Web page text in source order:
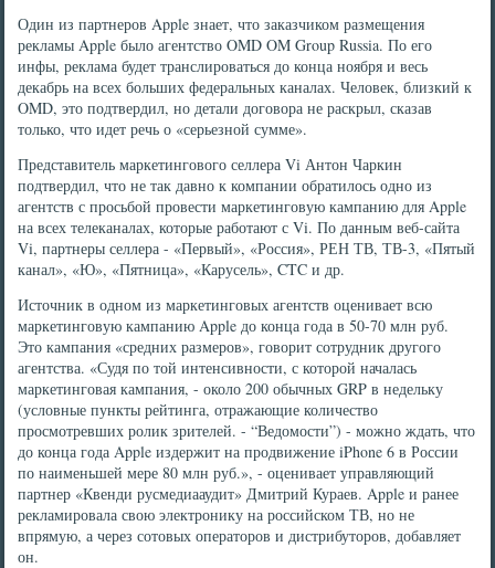
Один из партнеров Apple знает, что заказчиком размещения
рекламы Apple было агентство OMD OM Group Russia. По его
инфы, реклама будет транслироваться до конца ноября и весь
декабрь на всех больших федеральных каналах. Человек, близкий к
OMD, это подтвердил, но детали договора не раскрыл, сказав
только, что идет речь о «серьезной сумме».
Представитель маркетингового селлера Vi Антон Чаркин
подтвердил, что не так давно к компании обратилось одно из
агентств с просьбой провести маркетинговую кампанию для Apple
на всех телеканалах, которые работают с Vi. По данным веб-сайта
Vi, партнеры селлера - «Первый», «Россия», РЕН ТВ, ТВ-3, «Пятый
канал», «Ю», «Пятница», «Карусель», CTC и др.
Источник в одном из маркетинговых агентств оценивает всю
маркетинговую кампанию Apple до конца года в 50-70 млн руб.
Это кампания «средних размеров», говорит сотрудник другого
агентства. «Судя по той интенсивности, с которой началась
маркетинговая кампания, - около 200 обычных GRP в недельку
(условные пункты рейтинга, отражающие количество
просмотревших ролик зрителей. - “Ведомости”) - можно ждать, что
до конца года Apple издержит на продвижение iPhone 6 в России
по наименьшей мере 80 млн руб.», - оценивает управляющий
партнер «Квенди русмедиааудит» Дмитрий Кураев. Apple и ранее
рекламировала свою электронику на российском ТВ, но не
впрямую, а через сотовых операторов и дистрибуторов, добавляет
он.